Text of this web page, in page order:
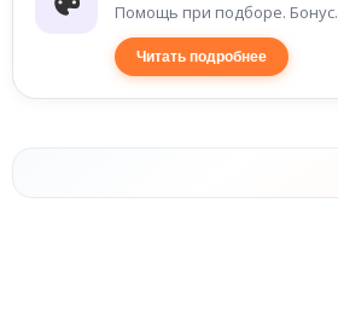
Помощь при подборе. Бонус.
Читать подробнее